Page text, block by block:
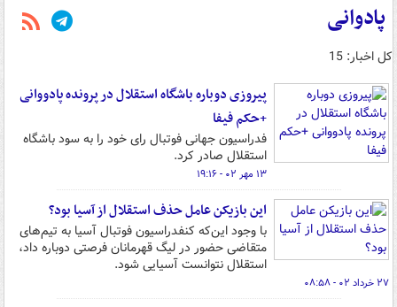
پادوانی
کل اخبار: 15
پیروزی دوباره باشگاه استقلال در پرونده پادووانی
+حکم فیفا
فدراسیون جهانی فوتبال رای خود را به سود باشگاه
استقلال صادر کرد.
۱۳ مهر ۰۲ - ۱۹:۱۶
این بازیکن عامل حذف استقلال از آسیا بود؟
با وجود این‌که کنفدراسیون فوتبال آسیا به تیم‌های
متقاضی حضور در لیگ قهرمانان فرصتی دوباره داد،
استقلال نتوانست آسیایی شود.
۲۷ خرداد ۰۲ - ۰۸:۵۸